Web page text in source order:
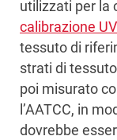
utilizzati per la
calibrazione
tessuto di
strati di
poi misurato
l’AATCC, in
dovrebbe